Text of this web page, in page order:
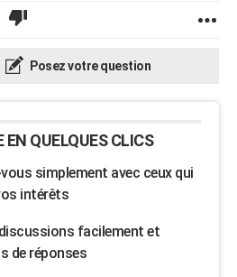
Posez votre question
QUELQUES CLICS
simplement avec ceux qui
intérêts
facilement et
de réponses